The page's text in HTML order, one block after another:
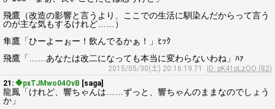
飛鷹（改造の影響と言うより、ここでの生活に馴染んだからって言う
のが主な気もするけれど……）
隼鷹「ひーよーぉー！飲んでるかぁ！」ﾋｯｸ
飛鷹「……あなたは改二になっても本当に変わらないわね」ﾊｧ
2015/05/30(土) 20:16:19.71
ID: pK41pLzOO (82)
21: ◆pxTJMwo04OvB [saga]
龍鳳「けれど、響ちゃんは……ずっと、響ちゃんのままなのでしょう
か」